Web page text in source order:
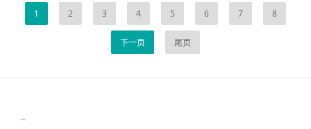
1 2 3 4 5 6 7 8
下一页 尾页